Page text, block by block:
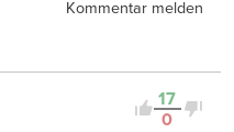
Kommentar melden
17
0